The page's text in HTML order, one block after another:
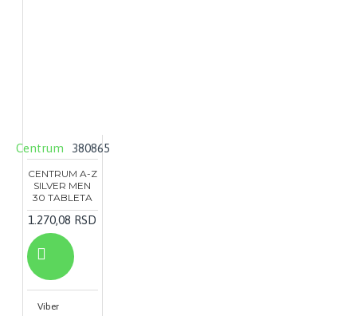
Centrum 380865
CENTRUM A-Z
SILVER MEN
30 TABLETA
1.270,08 RSD
Viber